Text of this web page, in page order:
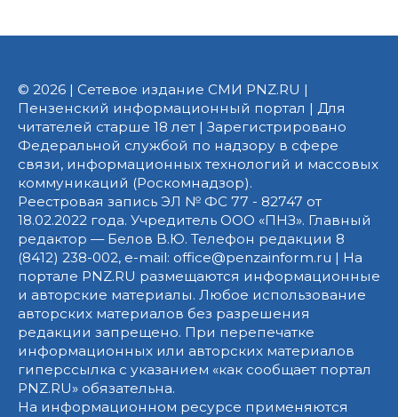
© 2026 | Сетевое издание СМИ PNZ.RU |
Пензенский информационный портал | Для
читателей старше 18 лет | Зарегистрировано
Федеральной службой по надзору в сфере
связи, информационных технологий и массовых
коммуникаций (Роскомнадзор).
Реестровая запись ЭЛ № ФС 77 - 82747 от
18.02.2022 года. Учредитель ООО «ПНЗ». Главный
редактор — Белов В.Ю. Телефон редакции 8
(8412) 238-002, e-mail: office@penzainform.ru | На
портале PNZ.RU размещаются информационные
и авторские материалы. Любое использование
авторских материалов без разрешения
редакции запрещено. При перепечатке
информационных или авторских материалов
гиперссылка с указанием «как сообщает портал
PNZ.RU» обязательна.
На информационном ресурсе применяются